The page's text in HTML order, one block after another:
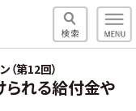
第12回）
られる給付金や